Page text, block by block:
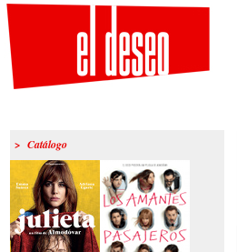
> Catálogo